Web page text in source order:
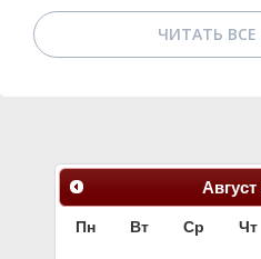
ЧИТАТЬ
Август
Пн Вт Ср Чт